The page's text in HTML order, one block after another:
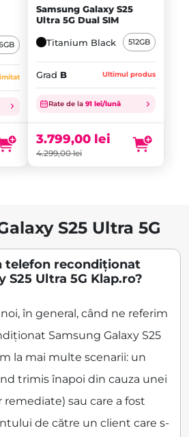
Samsung Galaxy S25
Ultra 5G Dual SIM
Titanium Black 512GB
Grad B Ultimul produs
Rate de la 91 lei/lună
4.299,00lei
Prețul
inițial
fost:
4.299,00 lei.
3.799,00 lei
Prețul
este:
3.799,00 lei.
S25 Ultra 5G
telefon recondiționat
S25 Ultra 5G Klap.ro?
în general, când ne referim
Samsung Galaxy S25
la mai multe scenarii: un
trimis înapoi din cauza unei
sau care a fost
de către un client care s-